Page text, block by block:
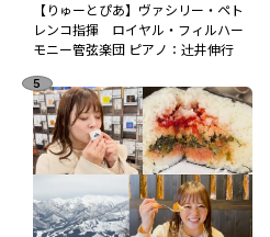
【りゅーとぴあ】ヴァシリー・ペト
レンコ指揮 ロイヤル・フィルハー
モニー管弦楽団 ピアノ：辻󠄀井伸行